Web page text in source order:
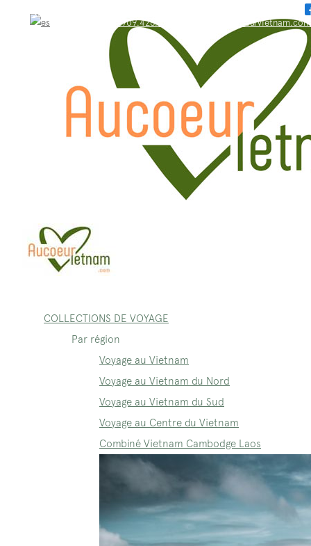
WhatsApp: +84.909.426.406 bonjour@aucoeurvietnam.com
COLLECTIONS DE VOYAGE
Par région
Voyage au Vietnam
Voyage au Vietnam du Nord
Voyage au Vietnam du Sud
Voyage au Centre du Vietnam
Combiné Vietnam Cambodge Laos
WhatsApp: +84.909.426.406